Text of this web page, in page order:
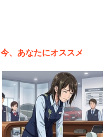
う思った。
“社会性の高
に取られては
今、あなたにオススメ